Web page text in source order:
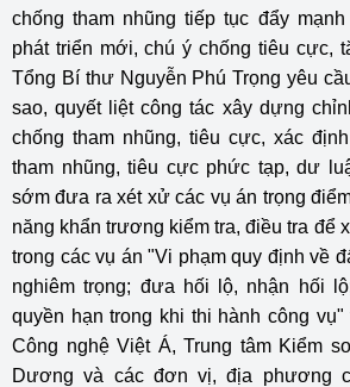
chống tham nhũng tiếp tục đẩy
phát triển mới, chú ý chống tiêu cực,
Tổng Bí thư Nguyễn Phú Trọng yêu
sao, quyết liệt công tác xây dựng
chống tham nhũng, tiêu cực, xác
tham nhũng, tiêu cực phức tạp, dư
sớm đưa ra xét xử các vụ án trọng
năng khẩn trương kiểm tra, điều tra để
trong các vụ án "Vi phạm quy định về
nghiêm trọng; đưa hối lộ, nhận hối
quyền hạn trong khi thi hành công
Công nghệ Việt Á, Trung tâm Kiểm
Dương và các đơn vị, địa phương